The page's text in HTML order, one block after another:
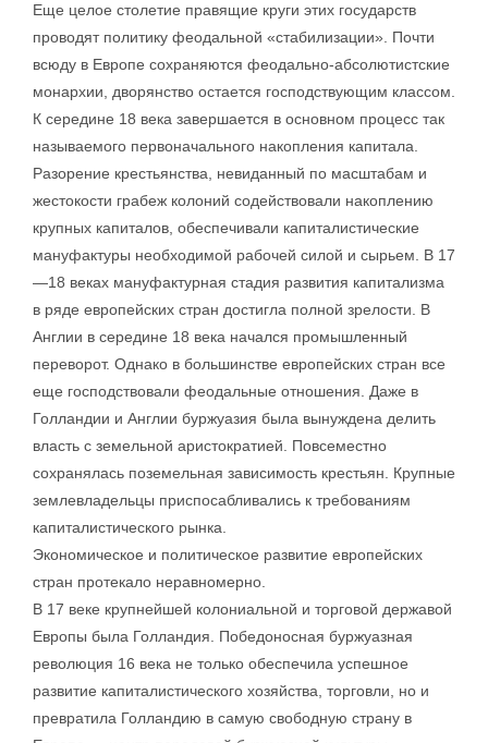
Еще целое столетие правящие круги этих государств
проводят политику феодальной «стабилизации». Почти
всюду в Европе сохраняются феодально-абсолютистские
монархии, дворянство остается господствующим классом.
К середине 18 века завершается в основном процесс так
называемого первоначального накопления капитала.
Разорение крестьянства, невиданный по масштабам и
жестокости грабеж колоний содействовали накоплению
крупных капиталов, обеспечивали капиталистические
мануфактуры необходимой рабочей силой и сырьем. В 17
—18 веках мануфактурная стадия развития капитализма
в ряде европейских стран достигла полной зрелости. В
Англии в середине 18 века начался промышленный
переворот. Однако в большинстве европейских стран все
еще господствовали феодальные отношения. Даже в
Голландии и Англии буржуазия была вынуждена делить
власть с земельной аристократией. Повсеместно
сохранялась поземельная зависимость крестьян. Крупные
землевладельцы приспосабливались к требованиям
капиталистического рынка.
Экономическое и политическое развитие европейских
стран протекало неравномерно.
В 17 веке крупнейшей колониальной и торговой державой
Европы была Голландия. Победоносная буржуазная
революция 16 века не только обеспечила успешное
развитие капиталистического хозяйства, торговли, но и
превратила Голландию в самую свободную страну в